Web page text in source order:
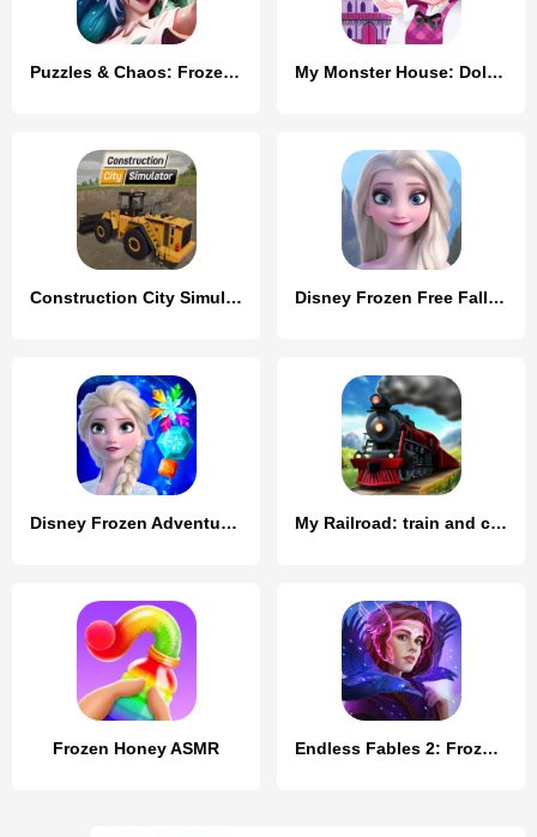
Puzzles & Chaos: Frozen Castle My Monster House: Doll Games
Construction City Simulator Disney Frozen Free Fall Games
Disney Frozen Adventures My Railroad: train and city
Frozen Honey ASMR Endless Fables 2: Frozen Path